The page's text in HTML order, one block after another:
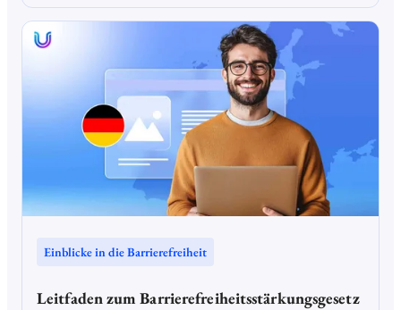
Software erkennt Elemente auf dem Bildschirm – wie Texte,
Buttons, Links oder Bilder – und gibt diese in gesprochener
Sprache oder über eine Braillezeile aus. So können Nutzer
Websites, Programme oder Dokumente lesen und bedienen, ohne
auf visuelle Darstellung angewiesen zu sein.
Einblicke in die Barrierefreiheit
Leitfaden zum Barrierefreiheitsstärkungsgesetz